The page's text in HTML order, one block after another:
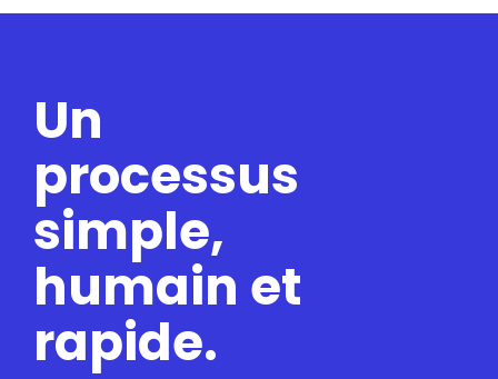
Un
processus
simple,
humain et
rapide.